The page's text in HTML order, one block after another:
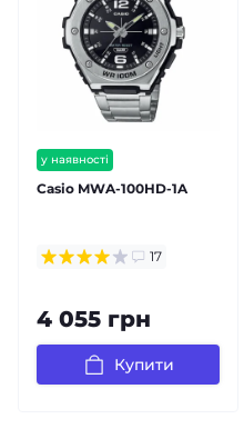
у наявності
безкоштовна доставка
Casio MWA-100HD-1A
17
4 055 грн
Купити